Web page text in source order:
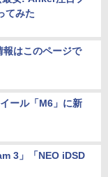
てみた
報はこのページで
ール「M6」に新
3」「NEO iDSD